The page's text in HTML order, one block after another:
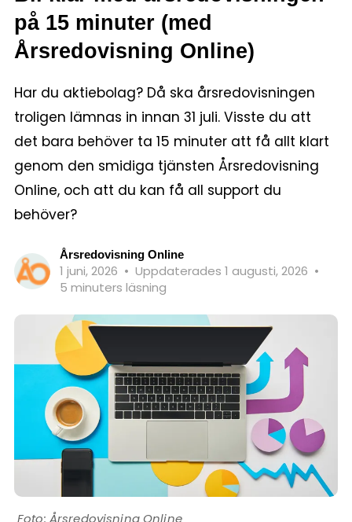
på 15 minuter (med
Årsredovisning Online)
Har du aktiebolag? Då ska årsredovisningen
troligen lämnas in innan 31 juli. Visste du att
det bara behöver ta 15 minuter att få allt klart
genom den smidiga tjänsten Årsredovisning
Online, och att du kan få all support du
behöver?
Årsredovisning Online
1 juni, 2026 • Uppdaterades 1 augusti, 2026 •
5 minuters läsning
Årsredovisning Online